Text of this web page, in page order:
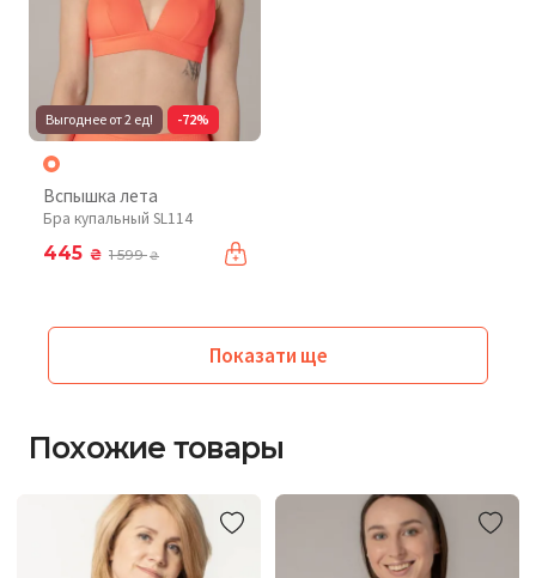
Выгоднее от 2 ед! -72%
Вспышка лета
Бра купальный SL114
445 ₴ 1 599₴
Показати ще
Похожие товары